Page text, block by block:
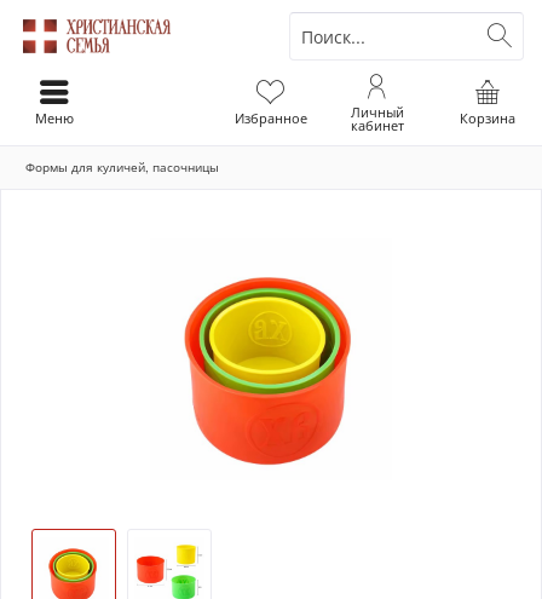
Корзина
Избранное Личный
кабинет
Меню
Формы для куличей, пасочницы